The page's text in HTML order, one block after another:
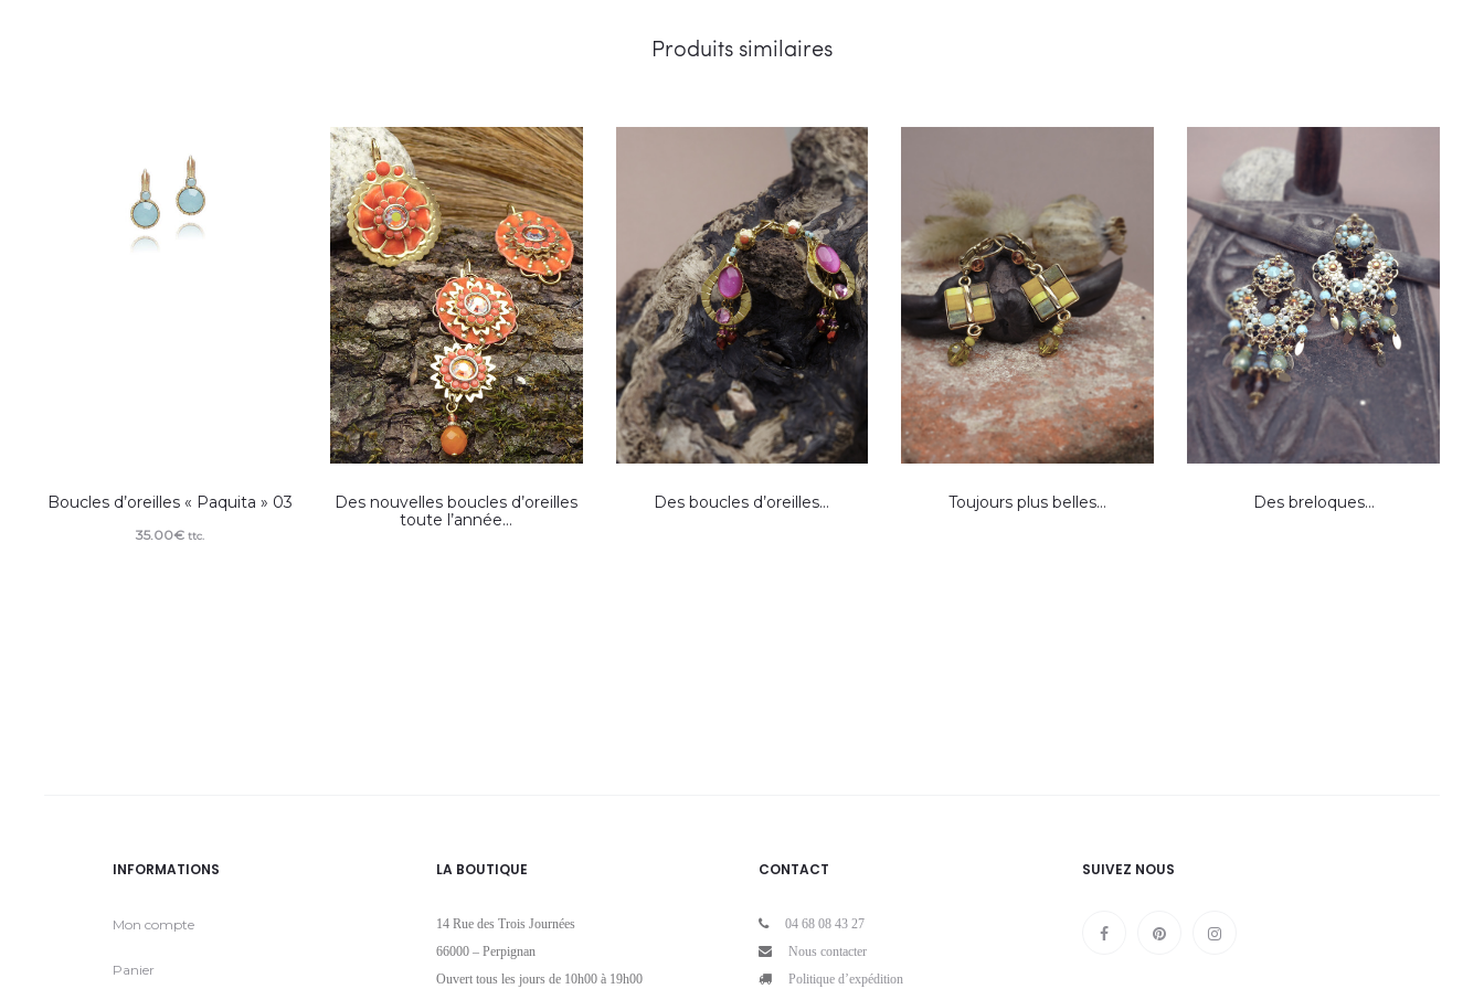
Produits similaires
Boucles d’oreilles « Paquita » 03
35.00€ ttc.
Des nouvelles boucles d’oreilles
toute l’année…
Des boucles d’oreilles… Toujours plus belles… Des breloques…
INFORMATIONS
Mon compte
Panier
LA BOUTIQUE
14 Rue des Trois Journées
66000 – Perpignan
Ouvert tous les jours de 10h00 à 19h00
CONTACT
04 68 08 43 27
Nous contacter
Politique d’expédition
SUIVEZ NOUS